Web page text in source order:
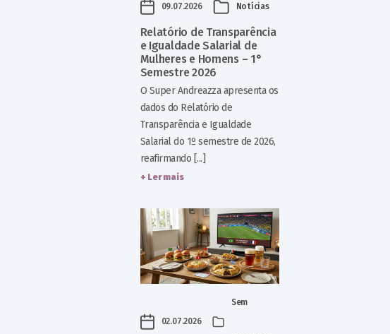
09.07.2026 Notícias
Relatório de Transparência
e Igualdade Salarial de
Mulheres e Homens – 1°
Semestre 2026
O Super Andreazza apresenta os
dados do Relatório de
Transparência e Igualdade
Salarial do 1º semestre de 2026,
reafirmando [...]
+ Ler mais
02.07.2026
Sem